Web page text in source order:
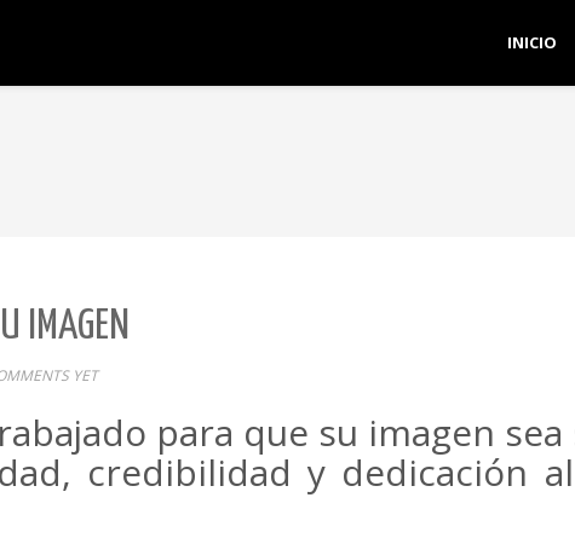
INICIO
IMAGEN
YET
para que su imagen
credibilidad y dedicación